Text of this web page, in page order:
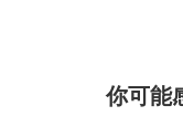
你可能